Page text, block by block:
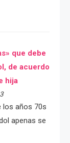
que debe
de acuerdo
hija
los años 70s
apenas se